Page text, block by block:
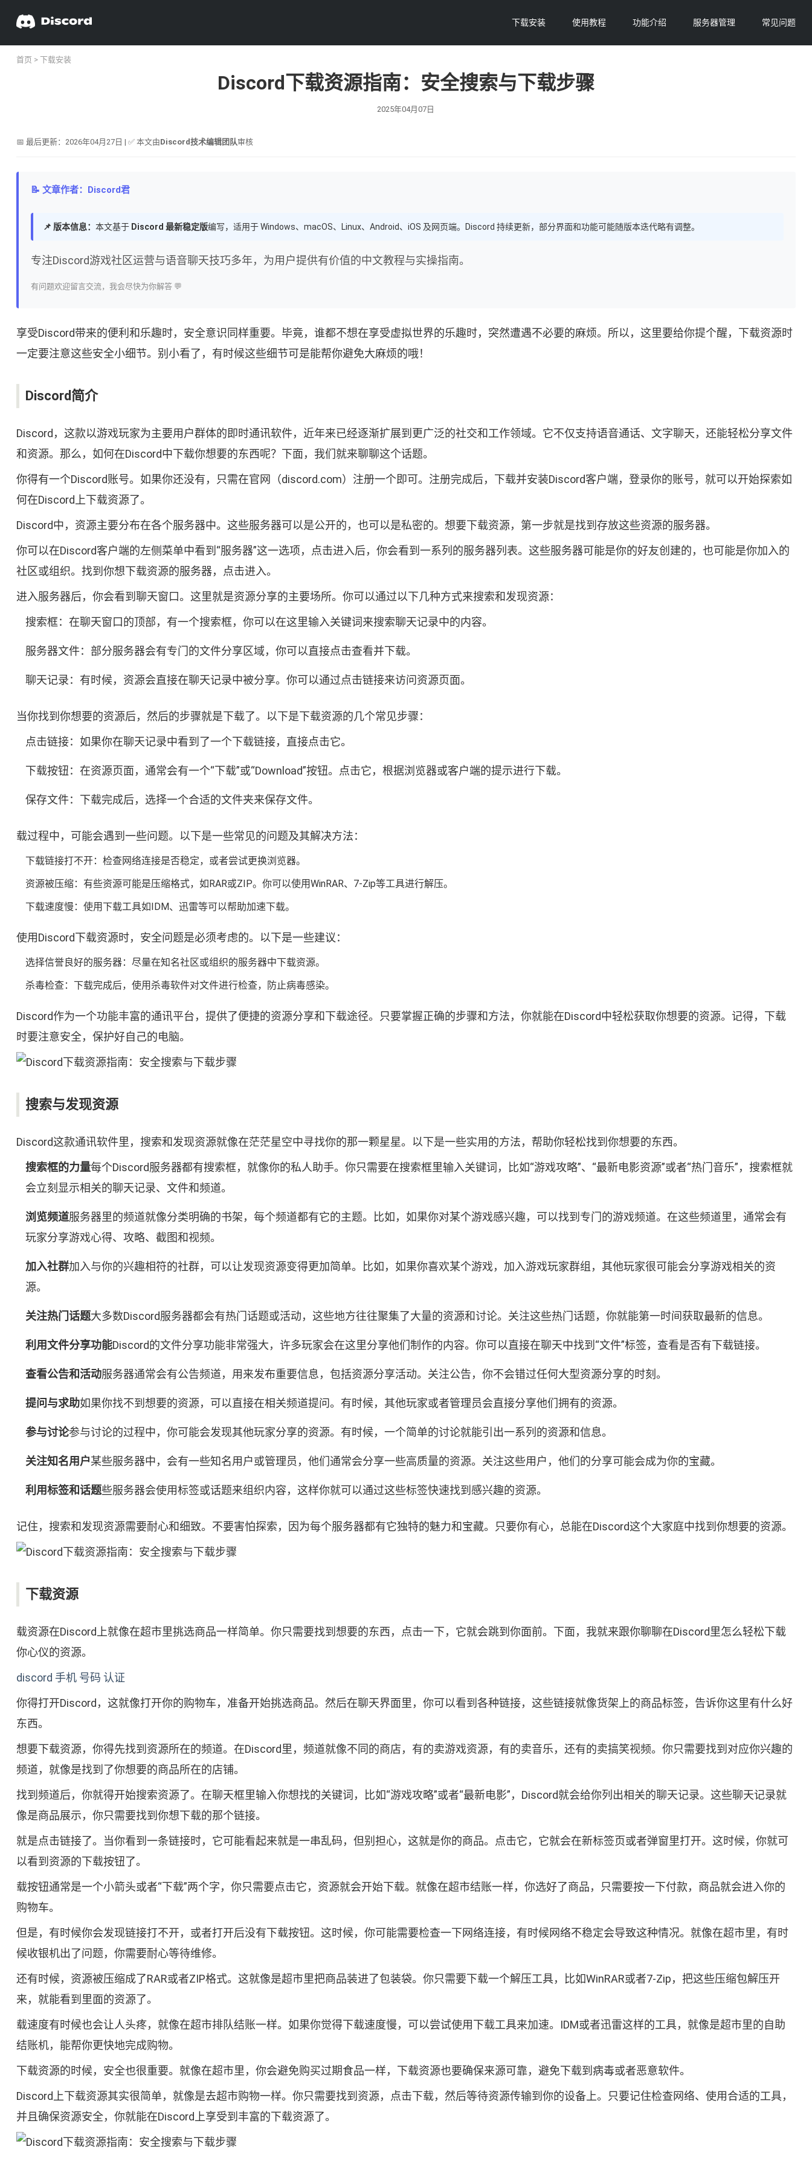
下载安装 使用教程 功能介绍 服务器管理 常见问题
首页 > 下载安装
Discord下载资源指南：安全搜索与下载步骤
2025年04月07日
📅 最后更新：2026年04月27日 | ✅ 本文由Discord技术编辑团队审核
📝 文章作者：Discord君
📌 版本信息： 本文基于 Discord 最新稳定版编写，适用于 Windows、macOS、Linux、Android、iOS 及网页端。Discord 持续更新，部分界面和功能可能随版本迭代略有调整。
专注Discord游戏社区运营与语音聊天技巧多年，为用户提供有价值的中文教程与实操指南。
有问题欢迎留言交流，我会尽快为你解答 💬
享受Discord带来的便利和乐趣时，安全意识同样重要。毕竟，谁都不想在享受虚拟世界的乐趣时，突然遭遇不必要的麻烦。所以，这里要给你提个醒，下载资源时
一定要注意这些安全小细节。别小看了，有时候这些细节可是能帮你避免大麻烦的哦！
Discord简介
Discord，这款以游戏玩家为主要用户群体的即时通讯软件，近年来已经逐渐扩展到更广泛的社交和工作领域。它不仅支持语音通话、文字聊天，还能轻松分享文件
和资源。那么，如何在Discord中下载你想要的东西呢？下面，我们就来聊聊这个话题。
你得有一个Discord账号。如果你还没有，只需在官网（discord.com）注册一个即可。注册完成后，下载并安装Discord客户端，登录你的账号，就可以开始探索如
何在Discord上下载资源了。
Discord中，资源主要分布在各个服务器中。这些服务器可以是公开的，也可以是私密的。想要下载资源，第一步就是找到存放这些资源的服务器。
你可以在Discord客户端的左侧菜单中看到“服务器”这一选项，点击进入后，你会看到一系列的服务器列表。这些服务器可能是你的好友创建的，也可能是你加入的
社区或组织。找到你想下载资源的服务器，点击进入。
进入服务器后，你会看到聊天窗口。这里就是资源分享的主要场所。你可以通过以下几种方式来搜索和发现资源：
搜索框：在聊天窗口的顶部，有一个搜索框，你可以在这里输入关键词来搜索聊天记录中的内容。
服务器文件：部分服务器会有专门的文件分享区域，你可以直接点击查看并下载。
聊天记录：有时候，资源会直接在聊天记录中被分享。你可以通过点击链接来访问资源页面。
当你找到你想要的资源后，然后的步骤就是下载了。以下是下载资源的几个常见步骤：
点击链接：如果你在聊天记录中看到了一个下载链接，直接点击它。
下载按钮：在资源页面，通常会有一个“下载”或“Download”按钮。点击它，根据浏览器或客户端的提示进行下载。
保存文件：下载完成后，选择一个合适的文件夹来保存文件。
载过程中，可能会遇到一些问题。以下是一些常见的问题及其解决方法：
下载链接打不开：检查网络连接是否稳定，或者尝试更换浏览器。
资源被压缩：有些资源可能是压缩格式，如RAR或ZIP。你可以使用WinRAR、7-Zip等工具进行解压。
下载速度慢：使用下载工具如IDM、迅雷等可以帮助加速下载。
使用Discord下载资源时，安全问题是必须考虑的。以下是一些建议：
选择信誉良好的服务器：尽量在知名社区或组织的服务器中下载资源。
杀毒检查：下载完成后，使用杀毒软件对文件进行检查，防止病毒感染。
Discord作为一个功能丰富的通讯平台，提供了便捷的资源分享和下载途径。只要掌握正确的步骤和方法，你就能在Discord中轻松获取你想要的资源。记得，下载
时要注意安全，保护好自己的电脑。
搜索与发现资源
Discord这款通讯软件里，搜索和发现资源就像在茫茫星空中寻找你的那一颗星星。以下是一些实用的方法，帮助你轻松找到你想要的东西。
搜索框的力量每个Discord服务器都有搜索框，就像你的私人助手。你只需要在搜索框里输入关键词，比如“游戏攻略”、“最新电影资源”或者“热门音乐”，搜索框就
会立刻显示相关的聊天记录、文件和频道。
浏览频道服务器里的频道就像分类明确的书架，每个频道都有它的主题。比如，如果你对某个游戏感兴趣，可以找到专门的游戏频道。在这些频道里，通常会有
玩家分享游戏心得、攻略、截图和视频。
加入社群加入与你的兴趣相符的社群，可以让发现资源变得更加简单。比如，如果你喜欢某个游戏，加入游戏玩家群组，其他玩家很可能会分享游戏相关的资
源。
关注热门话题大多数Discord服务器都会有热门话题或活动，这些地方往往聚集了大量的资源和讨论。关注这些热门话题，你就能第一时间获取最新的信息。
利用文件分享功能Discord的文件分享功能非常强大，许多玩家会在这里分享他们制作的内容。你可以直接在聊天中找到“文件”标签，查看是否有下载链接。
查看公告和活动服务器通常会有公告频道，用来发布重要信息，包括资源分享活动。关注公告，你不会错过任何大型资源分享的时刻。
提问与求助如果你找不到想要的资源，可以直接在相关频道提问。有时候，其他玩家或者管理员会直接分享他们拥有的资源。
参与讨论参与讨论的过程中，你可能会发现其他玩家分享的资源。有时候，一个简单的讨论就能引出一系列的资源和信息。
关注知名用户某些服务器中，会有一些知名用户或管理员，他们通常会分享一些高质量的资源。关注这些用户，他们的分享可能会成为你的宝藏。
利用标签和话题些服务器会使用标签或话题来组织内容，这样你就可以通过这些标签快速找到感兴趣的资源。
记住，搜索和发现资源需要耐心和细致。不要害怕探索，因为每个服务器都有它独特的魅力和宝藏。只要你有心，总能在Discord这个大家庭中找到你想要的资源。
下载资源
载资源在Discord上就像在超市里挑选商品一样简单。你只需要找到想要的东西，点击一下，它就会跳到你面前。下面，我就来跟你聊聊在Discord里怎么轻松下载
你心仪的资源。
discord 手机 号码 认证
你得打开Discord，这就像打开你的购物车，准备开始挑选商品。然后在聊天界面里，你可以看到各种链接，这些链接就像货架上的商品标签，告诉你这里有什么好
东西。
想要下载资源，你得先找到资源所在的频道。在Discord里，频道就像不同的商店，有的卖游戏资源，有的卖音乐，还有的卖搞笑视频。你只需要找到对应你兴趣的
频道，就像是找到了你想要的商品所在的店铺。
找到频道后，你就得开始搜索资源了。在聊天框里输入你想找的关键词，比如“游戏攻略”或者“最新电影”，Discord就会给你列出相关的聊天记录。这些聊天记录就
像是商品展示，你只需要找到你想下载的那个链接。
就是点击链接了。当你看到一条链接时，它可能看起来就是一串乱码，但别担心，这就是你的商品。点击它，它就会在新标签页或者弹窗里打开。这时候，你就可
以看到资源的下载按钮了。
载按钮通常是一个小箭头或者“下载”两个字，你只需要点击它，资源就会开始下载。就像在超市结账一样，你选好了商品，只需要按一下付款，商品就会进入你的
购物车。
但是，有时候你会发现链接打不开，或者打开后没有下载按钮。这时候，你可能需要检查一下网络连接，有时候网络不稳定会导致这种情况。就像在超市里，有时
候收银机出了问题，你需要耐心等待维修。
还有时候，资源被压缩成了RAR或者ZIP格式。这就像是超市里把商品装进了包装袋。你只需要下载一个解压工具，比如WinRAR或者7-Zip，把这些压缩包解压开
来，就能看到里面的资源了。
载速度有时候也会让人头疼，就像在超市排队结账一样。如果你觉得下载速度慢，可以尝试使用下载工具来加速。IDM或者迅雷这样的工具，就像是超市里的自助
结账机，能帮你更快地完成购物。
下载资源的时候，安全也很重要。就像在超市里，你会避免购买过期食品一样，下载资源也要确保来源可靠，避免下载到病毒或者恶意软件。
Discord上下载资源其实很简单，就像是去超市购物一样。你只需要找到资源，点击下载，然后等待资源传输到你的设备上。只要记住检查网络、使用合适的工具，
并且确保资源安全，你就能在Discord上享受到丰富的下载资源了。